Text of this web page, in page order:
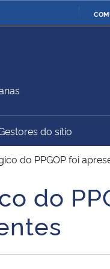
Ministério da Defesa
Ministério do
Desenvolvimento Regional
Advocacia-Geral da
do sítio
do PPGOP foi
do